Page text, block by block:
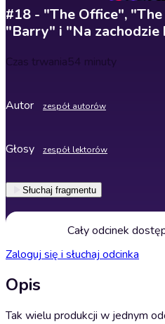
#18 - "The Office",
"Barry" i "Na zachodzie
Czas trwania54 minuty
Autor zespół autorów
Głosy zespół lektorów
Słuchaj fragmentu
Cały odcinek
Zaloguj się i słuchaj odcinka
Opis
Tak wielu produkcji w jednym